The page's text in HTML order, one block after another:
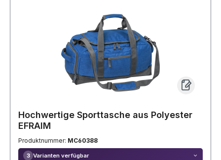
Hochwertige Sporttasche aus Polyester
EFRAIM
Produktnummer: MC60388
3 Varianten verfügbar